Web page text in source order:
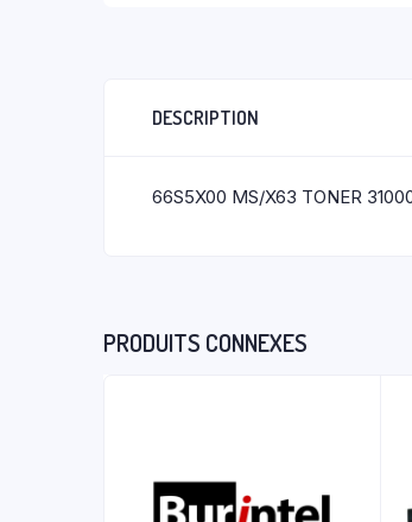
DESCRIPTION
66S5X00 MS/X63 TONER
PRODUITS CONNEXES